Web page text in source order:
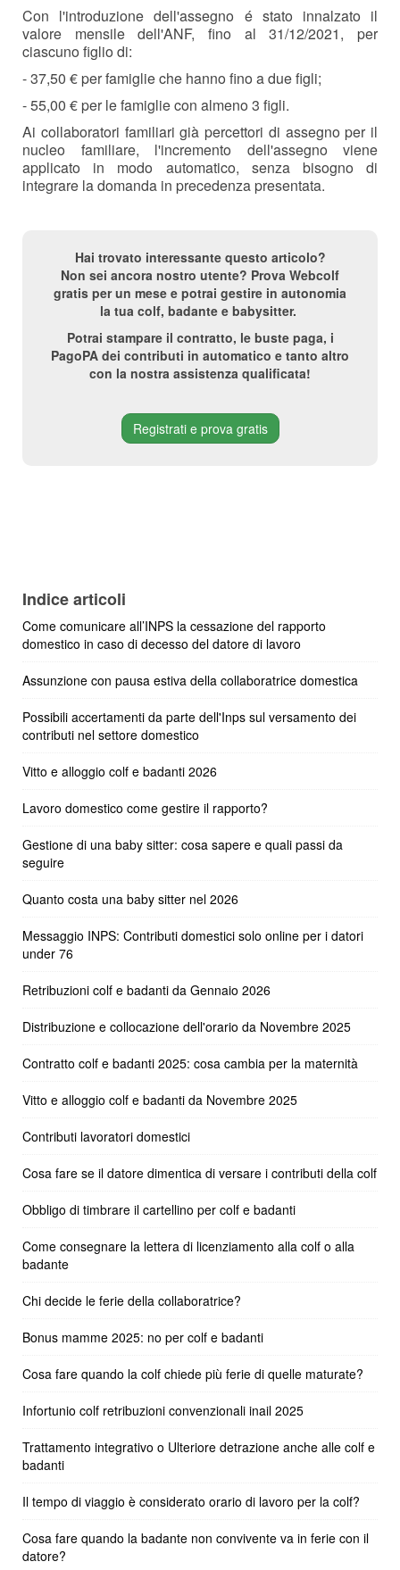
Con l'introduzione dell'assegno é stato innalzato il
valore mensile dell'ANF, fino al 31/12/2021, per
ciascuno figlio di:
- 37,50 € per famiglie che hanno fino a due figli;
- 55,00 € per le famiglie con almeno 3 figli.
Ai collaboratori familiari già percettori di assegno per il
nucleo familiare, l'incremento dell'assegno viene
applicato in modo automatico, senza bisogno di
integrare la domanda in precedenza presentata.
Hai trovato interessante questo articolo?
Non sei ancora nostro utente? Prova Webcolf
gratis per un mese e potrai gestire in autonomia
la tua colf, badante e babysitter.
Potrai stampare il contratto, le buste paga, i
PagoPA dei contributi in automatico e tanto altro
con la nostra assistenza qualificata!
Registrati e prova gratis
Indice articoli
Come comunicare all’INPS la cessazione del rapporto
domestico in caso di decesso del datore di lavoro
Assunzione con pausa estiva della collaboratrice domestica
Possibili accertamenti da parte dell'Inps sul versamento dei
contributi nel settore domestico
Vitto e alloggio colf e badanti 2026
Lavoro domestico come gestire il rapporto?
Gestione di una baby sitter: cosa sapere e quali passi da
seguire
Quanto costa una baby sitter nel 2026
Messaggio INPS: Contributi domestici solo online per i datori
under 76
Retribuzioni colf e badanti da Gennaio 2026
Distribuzione e collocazione dell'orario da Novembre 2025
Contratto colf e badanti 2025: cosa cambia per la maternità
Vitto e alloggio colf e badanti da Novembre 2025
Contributi lavoratori domestici
Cosa fare se il datore dimentica di versare i contributi della colf
Obbligo di timbrare il cartellino per colf e badanti
Come consegnare la lettera di licenziamento alla colf o alla
badante
Chi decide le ferie della collaboratrice?
Bonus mamme 2025: no per colf e badanti
Cosa fare quando la colf chiede più ferie di quelle maturate?
Infortunio colf retribuzioni convenzionali inail 2025
Trattamento integrativo o Ulteriore detrazione anche alle colf e
badanti
Il tempo di viaggio è considerato orario di lavoro per la colf?
Cosa fare quando la badante non convivente va in ferie con il
datore?